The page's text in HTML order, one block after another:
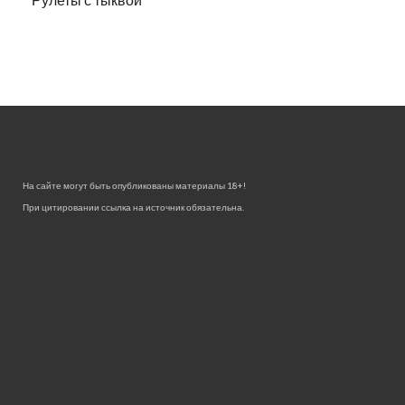
На сайте могут быть опубликованы материалы 18+!
При цитировании ссылка на источник обязательна.